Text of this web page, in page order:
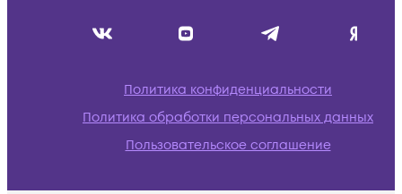
Политика конфиденциальности
Политика обработки персональных данных
Пользовательское соглашение